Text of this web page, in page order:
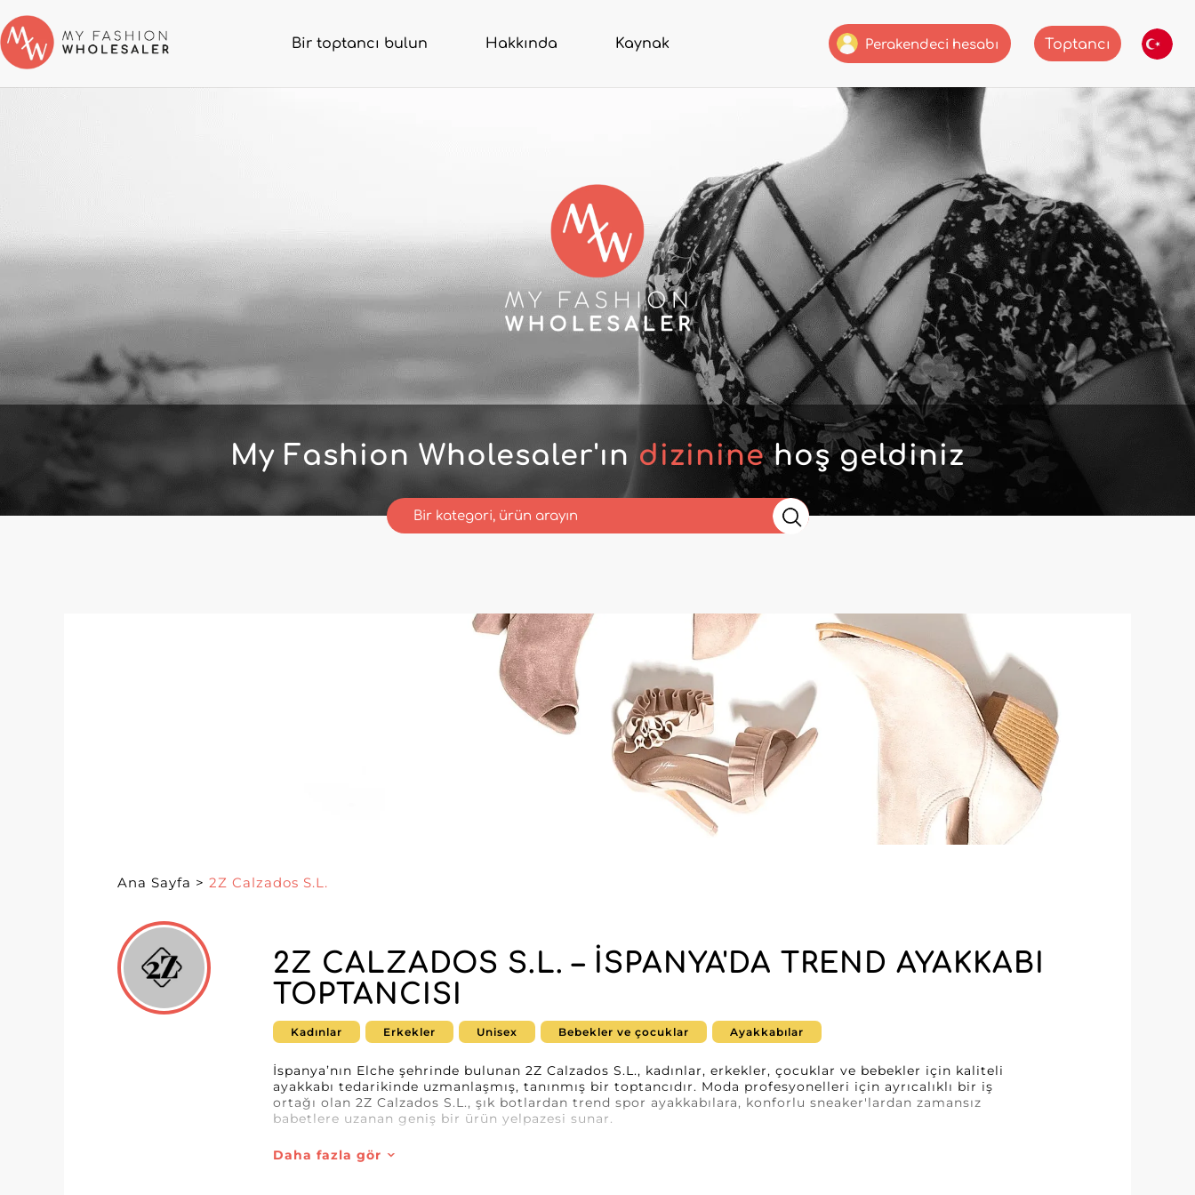
Bir toptancı bulun Hakkında Kaynak Perakendeci hesabı Toptancı
My Fashion Wholesaler'ın dizininehoş geldiniz
Ana Sayfa > 2Z Calzados S.L.
2Z CALZADOS S.L. – İSPANYA'DA TREND AYAKKABI
TOPTANCISI
Kadınlar Erkekler Unisex Bebekler ve çocuklar Ayakkabılar
İspanya’nın Elche şehrinde bulunan 2Z Calzados S.L., kadınlar, erkekler, çocuklar ve bebekler için kaliteli
ayakkabı tedarikinde uzmanlaşmış, tanınmış bir toptancıdır. Moda profesyonelleri için ayrıcalıklı bir iş
ortağı olan 2Z Calzados S.L., şık botlardan trend spor ayakkabılara, konforlu sneaker'lardan zamansız
babetlere uzanan geniş bir ürün yelpazesi sunar.
B2B platformamızda, 2Z Calzados S.L.’in ürün kalitesi ve müşteri hizmetlerindeki mükemmeliyetle nasıl
öne çıktığını keşfedin. Yenilikçi çevrim içi mağaza arayüzleri MicroStore sayesinde, toptan siparişlerinizi
Daha fazla gör